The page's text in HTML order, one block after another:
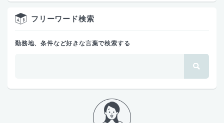
フリーワード検索
勤務地、条件など好きな言葉で検索する